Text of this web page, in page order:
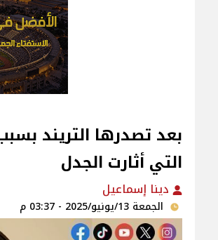
بعد تصدرها التريند
التي أثارت الجدل‎
دينا إسماعيل
الجمعة 13/يونيو/2025 - 03:37 م